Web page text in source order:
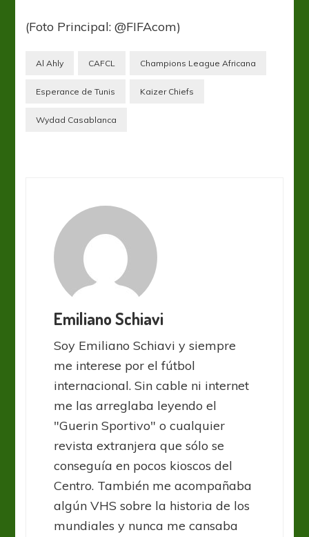
(Foto Principal: @FIFAcom)
Al Ahly CAFCL Champions League Africana
Esperance de Tunis Kaizer Chiefs
Wydad Casablanca
Emiliano Schiavi
Soy Emiliano Schiavi y siempre
me interese por el fútbol
internacional. Sin cable ni internet
me las arreglaba leyendo el
"Guerin Sportivo" o cualquier
revista extranjera que sólo se
conseguía en pocos kioscos del
Centro. También me acompañaba
algún VHS sobre la historia de los
mundiales y nunca me cansaba